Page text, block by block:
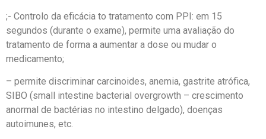
;- Controlo da eficácia to tratamento com PPI: em 15
segundos (durante o exame), permite uma avaliação do
tratamento de forma a aumentar a dose ou mudar o
medicamento;
– permite discriminar carcinoides, anemia, gastrite atrófica,
SIBO (small intestine bacterial overgrowth – crescimento
anormal de bactérias no intestino delgado), doenças
autoimunes, etc.